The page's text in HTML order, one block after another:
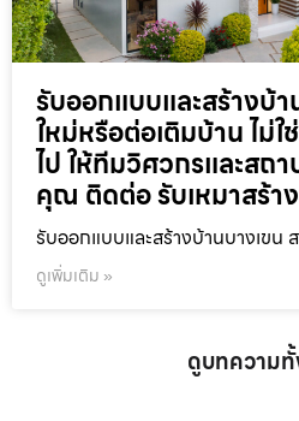
รับออกแบบและสร้างบ้
ใหม่หรือต่อเติมบ้าน ไม่
ไป ให้ทีมวิศวกรและสถ
คุณ ติดต่อ รับเหมาสร้า
รับออกแบบและสร้างบ้านบางเขน
ดูเพิ่มเติม »
ดูบทความ